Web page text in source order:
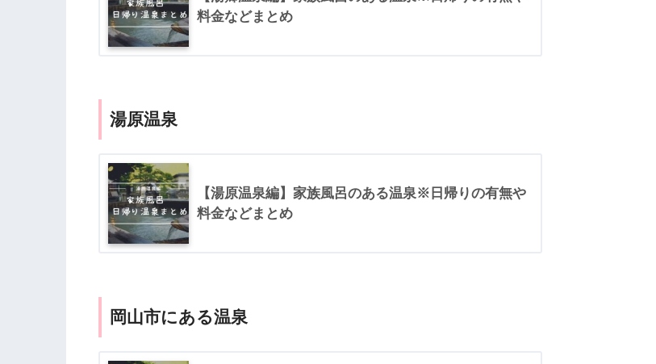
料金などまとめ
湯原温泉
【湯原温泉編】家族風呂のある温泉※日帰りの有無や
料金などまとめ
岡山市にある温泉